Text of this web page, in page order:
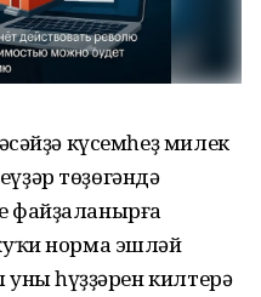
күсемһеҙ милек
төҙөгәндә
файҙаланырға
норма эшләй
һүҙҙәрен килтерә